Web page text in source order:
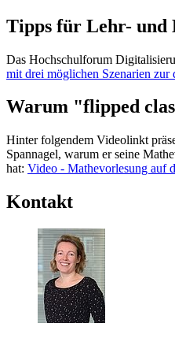
Tipps für Lehr- und
Das Hochschulforum
mit drei möglichen Szenarien zur
Warum "flipped
Hinter folgendem Videolinkt
Spannagel, warum er seine
hat: Video - Mathevorlesung auf
Kontakt